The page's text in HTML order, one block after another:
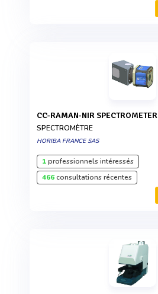
CC-RAMAN-NIR SPECTROMETER
SPECTROMÈTRE
HORIBA FRANCE SAS
1professionnels intéressés
466consultations récentes